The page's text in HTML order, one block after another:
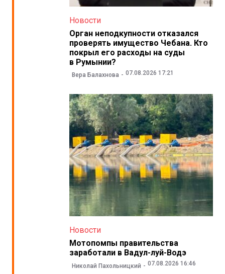
Новости
Орган неподкупности отказался
проверять имущество Чебана. Кто
покрыл его расходы на суды
в Румынии?
Вера Балахнова 07.08.2026 17:21
Новости
Мотопомпы правительства
заработали в Вадул-луй-Водэ
Николай Пахольницкий 07.08.2026 16:46